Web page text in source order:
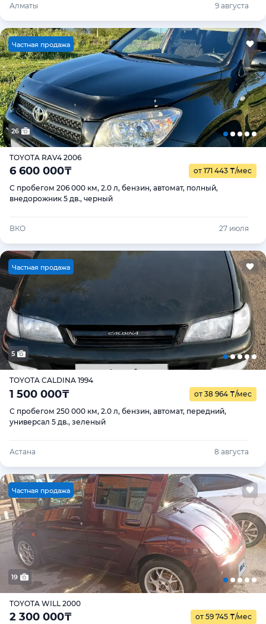
Алматы 9 августа
Частная продажа
26
TOYOTA RAV4 2006
6 600 000₸ от 171 443 ₸/мес
С пробегом 206 000 км, 2.0 л, бензин, автомат, полный,
внедорожник 5 дв., черный
ВКО 27 июля
Частная продажа
5
TOYOTA CALDINA 1994
1 500 000₸ от 38 964 ₸/мес
С пробегом 250 000 км, 2.0 л, бензин, автомат, передний,
универсал 5 дв., зеленый
Астана 8 августа
Частная продажа
19
TOYOTA WILL 2000
2 300 000₸ от 59 745 ₸/мес